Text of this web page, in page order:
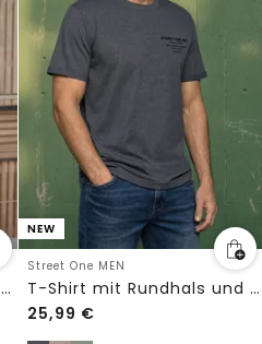
Basic T-Shirt aus reiner Baumwolle
NEW
Street One MEN
T-Shirt mit Rundhals und Chestprint
25,99 €